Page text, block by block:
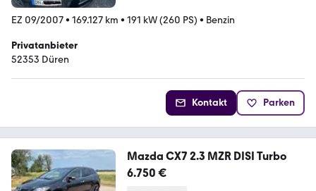
EZ 09/2007• 169.127 km • 191 kW (260 PS) • Benzin
Privatanbieter
52353 Düren
Kontakt Parken
Mazda CX7 2.3 MZR DISI Turbo
6.750 €